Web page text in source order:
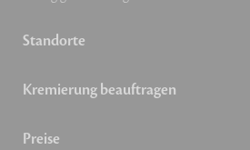
Standorte
Kremierung beauftragen
Preise